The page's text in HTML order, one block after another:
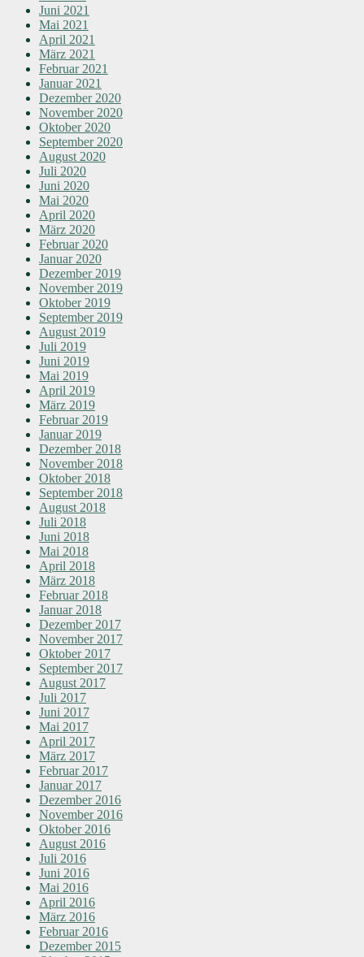
Juni 2021
Mai 2021
April 2021
März 2021
Februar 2021
Januar 2021
Dezember 2020
November 2020
Oktober 2020
September 2020
August 2020
Juli 2020
Juni 2020
Mai 2020
April 2020
März 2020
Februar 2020
Januar 2020
Dezember 2019
November 2019
Oktober 2019
September 2019
August 2019
Juli 2019
Juni 2019
Mai 2019
April 2019
März 2019
Februar 2019
Januar 2019
Dezember 2018
November 2018
Oktober 2018
September 2018
August 2018
Juli 2018
Juni 2018
Mai 2018
April 2018
März 2018
Februar 2018
Januar 2018
Dezember 2017
November 2017
Oktober 2017
September 2017
August 2017
Juli 2017
Juni 2017
Mai 2017
April 2017
März 2017
Februar 2017
Januar 2017
Dezember 2016
November 2016
Oktober 2016
August 2016
Juli 2016
Juni 2016
Mai 2016
April 2016
März 2016
Februar 2016
Dezember 2015